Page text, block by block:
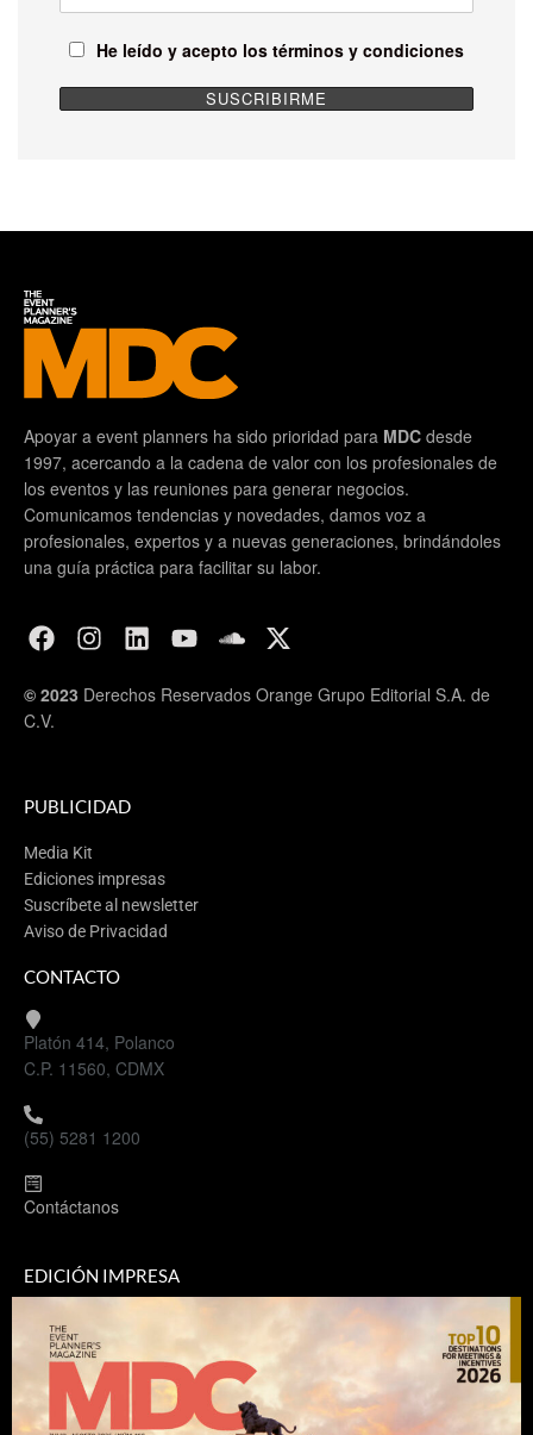
He leído y acepto los términos y condiciones
Apoyar a event planners ha sido prioridad para MDC desde
1997, acercando a la cadena de valor con los profesionales de
los eventos y las reuniones para generar negocios.
Comunicamos tendencias y novedades, damos voz a
profesionales, expertos y a nuevas generaciones, brindándoles
una guía práctica para facilitar su labor.
© 2023 Derechos Reservados Orange Grupo Editorial S.A. de
C.V.
PUBLICIDAD
Media Kit
Ediciones impresas
Suscríbete al newsletter
Aviso de Privacidad
CONTACTO
Platón 414, Polanco
C.P. 11560, CDMX
(55) 5281 1200
Contáctanos
EDICIÓN IMPRESA